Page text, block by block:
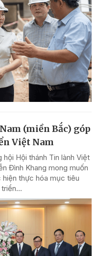
(miền Bắc) góp
Việt Nam
Hội thánh Tin lành Việt
Đình Khang mong muốn
hiện thực hóa mục tiêu